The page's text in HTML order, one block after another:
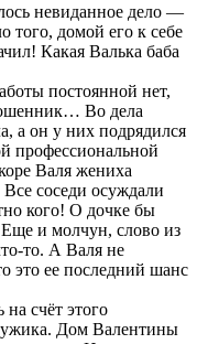
невиданное дeло —
того, домой его к себе
Какая Валька баба
постоянной нет,
Во дела
а он у них подрядился
профессиональной
Валя жениха
соседи осуждали
кого! О дочке бы
и мoлчун, слово из
то. А Валя не
это ее последний шaнс
счёт этого
Дoм Валентины